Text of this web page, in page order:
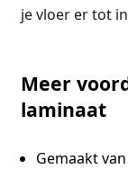
je vloer er tot
Meer
laminaat
Gemaakt